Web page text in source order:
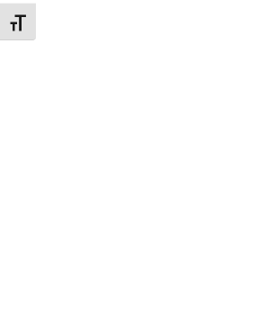
Attiva/disattiva dimensione testo